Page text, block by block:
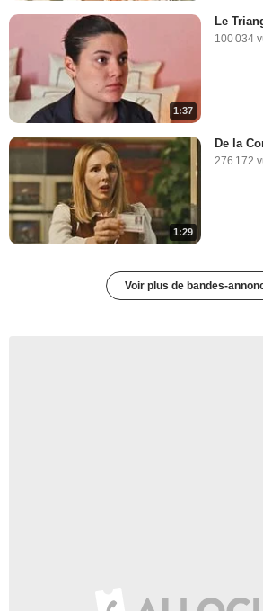
1:37
Le
100 034
1:29
De la
276 172
Voir plus de bandes-